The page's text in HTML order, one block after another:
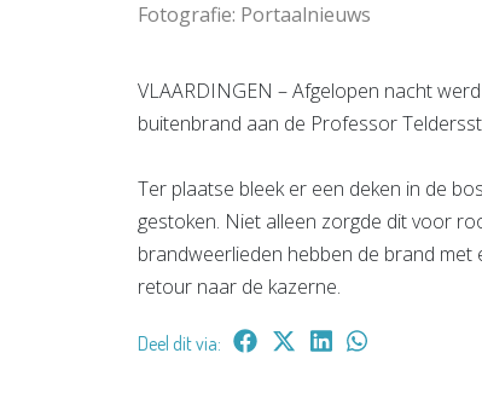
Fotografie: Portaalnieuws
VLAARDINGEN – Afgelopen nacht
buitenbrand aan de Professor
Ter plaatse bleek er een deken in de
gestoken. Niet alleen zorgde dit voor
brandweerlieden hebben de brand
retour naar de kazerne.
Deel dit via: